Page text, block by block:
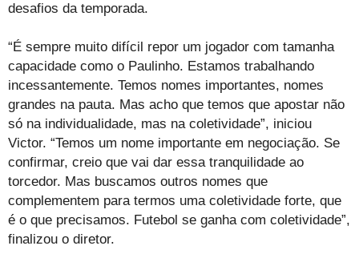
desafios da temporada.
“É sempre muito difícil repor um jogador com tamanha
capacidade como o Paulinho. Estamos trabalhando
incessantemente. Temos nomes importantes, nomes
grandes na pauta. Mas acho que temos que apostar não
só na individualidade, mas na coletividade”, iniciou
Victor. “Temos um nome importante em negociação. Se
confirmar, creio que vai dar essa tranquilidade ao
torcedor. Mas buscamos outros nomes que
complementem para termos uma coletividade forte, que
é o que precisamos. Futebol se ganha com coletividade”,
finalizou o diretor.